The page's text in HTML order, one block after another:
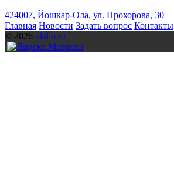
424007, Йошкар-Ола, ул. Прохорова, 30
Главная Новости Задать вопрос Контакты
© 2026 olalib.ru